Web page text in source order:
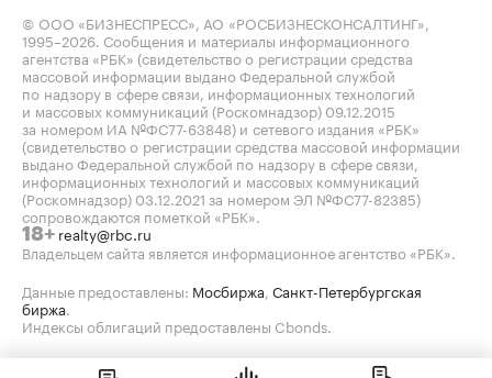
© ООО «БИЗНЕСПРЕСС», АО «РОСБИЗНЕСКОНСАЛТИНГ»,
1995–2026 . Сообщения и материалы информационного
агентства «РБК» (свидетельство о регистрации средства
массовой информации выдано Федеральной службой
по надзору в сфере связи, информационных технологий
и массовых коммуникаций (Роскомнадзор) 09.12.2015
за номером ИА №ФС77-63848) и сетевого издания «РБК»
(свидетельство о регистрации средства массовой информации
выдано Федеральной службой по надзору в сфере связи,
информационных технологий и массовых коммуникаций
(Роскомнадзор) 03.12.2021 за номером ЭЛ №ФС77-82385)
сопровождаются пометкой «РБК».
18+ realty@rbc.ru
Владельцем сайта является информационное агентство «РБК».
Данные предоставлены: Мосбиржа Санкт-Петербургская
биржа
Индексы облигаций предоставлены Cbonds.